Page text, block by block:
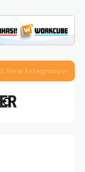
ile Üretim, Satış ve